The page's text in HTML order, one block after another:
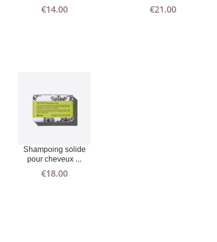
€14.00 €21.00
Shampoing solide
pour cheveux ...
€18.00